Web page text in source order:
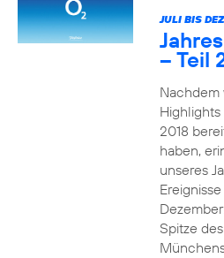
JULI BIS
– Teil
Nachdem
2018
haben,
unseres
Spitze